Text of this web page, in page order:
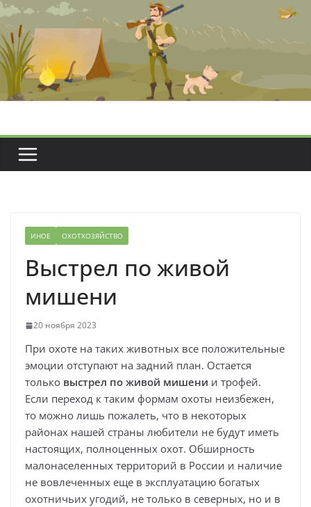
Перейти
содержимому
ИНОЕ ОХОТХОЗЯЙСТВО
Выстрел по живой
мишени
20 ноября 2023
При охоте на таких животных все положительные
эмоции отступают на задний план. Остается
только выстрел по живой мишени и трофей.
Если переход к таким формам охоты неизбежен,
то можно лишь пожалеть, что в некоторых
районах нашей страны любители не будут иметь
настоящих, полноценных охот. Обширность
малонаселенных территорий в России и наличие
не вовлеченных еще в эксплуатацию богатых
охотничьих угодий, не только в северных, но и в